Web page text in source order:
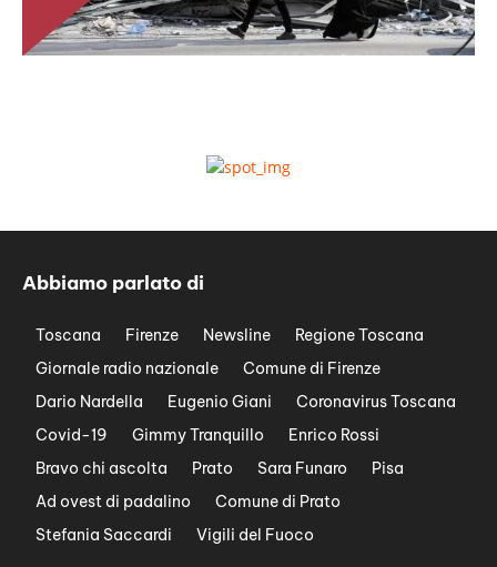
Abbiamo parlato di
Toscana Firenze Newsline
Regione Toscana
Giornale radio nazionale
Comune di Firenze
Dario Nardella
Eugenio Giani
Coronavirus Toscana
Covid-19
Gimmy Tranquillo
Enrico Rossi
Bravo chi ascolta
Prato Sara Funaro
Pisa
Ad ovest di padalino
Comune di Prato
Stefania Saccardi
Vigili del Fuoco